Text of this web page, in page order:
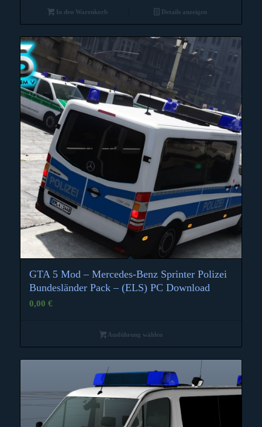
In den Warenkorb Details anzeigen
GTA 5 Mod – Mercedes-Benz Sprinter Polizei
Bundesländer Pack – (ELS) PC Download
0,00 €
Ausführung wählen